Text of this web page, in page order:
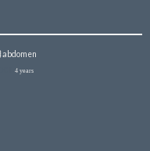
abdomen
4 years